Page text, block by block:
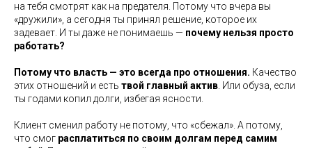
на тебя смотрят как на предателя. Потому что вчера вы
«дружили», а сегодня ты принял решение, которое их
задевает. И ты даже не понимаешь — почему нельзя просто
работать?
Потому что власть — это всегда про отношения. Качество
этих отношений и есть твой главный актив . Или обуза, если
ты годами копил долги, избегая ясности.
Клиент сменил работу не потому, что «сбежал». А потому,
что смог расплатиться по своим долгам перед самим